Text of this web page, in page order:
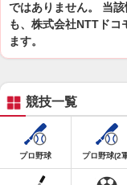
ではありません。 当
も、株式会社NTTドコ
ます。
競技一覧
プロ野球 プロ野球(2